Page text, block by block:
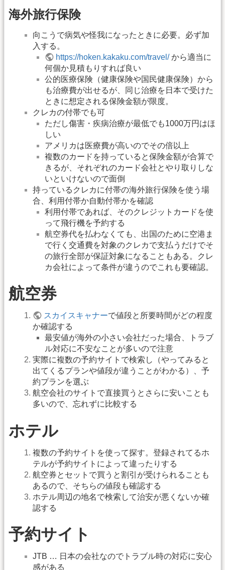
海外旅行保険
向こうで病気や怪我になったときに必要。必ず加
入する。
https://hoken.kakaku.com/travel/から適当に
何個か見積もりすれば良い
公的医療保険（健康保険や国民健康保険）から
も治療費が出せるが、同じ治療を日本で受けた
ときに想定される保険金額が限度。
クレカの付帯でも可
ただし傷害・疾病治療が最低でも1000万円はほ
しい
アメリカは医療費が高いのでその倍以上
複数のカードを持っていると保険金額が合算で
きるが、それぞれのカード会社とやり取りしな
いといけないので面倒
持っているクレカに付帯の海外旅行保険を使う場
合、利用付帯か自動付帯かを確認
利用付帯であれば、そのクレジットカードを使
って飛行機を予約する
航空券代を払わなくても、出国のために空港ま
で行く交通費を対象のクレカで支払うだけでそ
の旅行全部が保証対象になることもある。クレ
カ会社によって条件が違うのでこれも要確認。
航空券
スカイスキャナーで値段と所要時間がどの程度
か確認する
最安値が海外の小さい会社だった場合、トラブ
ル対応に不安なことが多いので注意
実際に複数の予約サイトで検索し（やってみると
出てくるプランや値段が違うことがわかる）、予
約プランを選ぶ
航空会社のサイトで直接買うとさらに安いことも
多いので、忘れずに比較する
ホテル
複数の予約サイトを使って探す。登録されてるホ
テルが予約サイトによって違ったりする
航空券とセットで買うと割引が受けられることも
あるので、そちらの値段も確認する
ホテル周辺の地名で検索して治安が悪くないか確
認する
予約サイト
JTB … 日本の会社なのでトラブル時の対応に安心
感がある